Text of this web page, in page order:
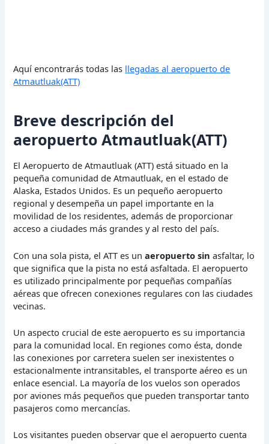
Aquí encontrarás todas las llegadas al aeropuerto de
Atmautluak(ATT)
Breve descripción del
aeropuerto Atmautluak(ATT)
El Aeropuerto de Atmautluak (ATT) está situado en la
pequeña comunidad de Atmautluak, en el estado de
Alaska, Estados Unidos. Es un pequeño aeropuerto
regional y desempeña un papel importante en la
movilidad de los residentes, además de proporcionar
acceso a ciudades más grandes y al resto del país.
Con una sola pista, el ATT es unaeropuerto sin asfaltar, lo
que significa que la pista no está asfaltada. El aeropuerto
es utilizado principalmente por pequeñas compañías
aéreas que ofrecen conexiones regulares con las ciudades
vecinas.
Un aspecto crucial de este aeropuerto es su importancia
para la comunidad local. En regiones como ésta, donde
las conexiones por carretera suelen ser inexistentes o
estacionalmente intransitables, el transporte aéreo es un
enlace esencial. La mayoría de los vuelos son operados
por aviones más pequeños que pueden transportar tanto
pasajeros como mercancías.
Los visitantes pueden observar que el aeropuerto cuenta